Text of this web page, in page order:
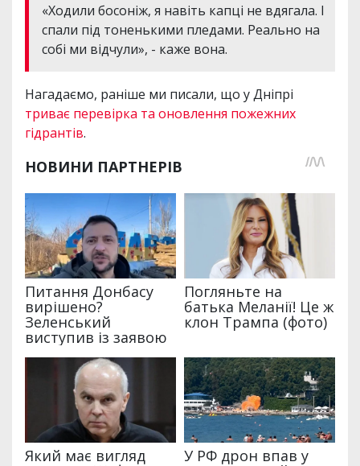
«Ходили босоніж, я навіть капці не вдягала. І
спали під тоненькими пледами. Реально на
собі ми відчули», - каже вона.
Нагадаємо, раніше ми писали, що у Дніпрі
триває перевірка та оновлення пожежних
гідрантів.